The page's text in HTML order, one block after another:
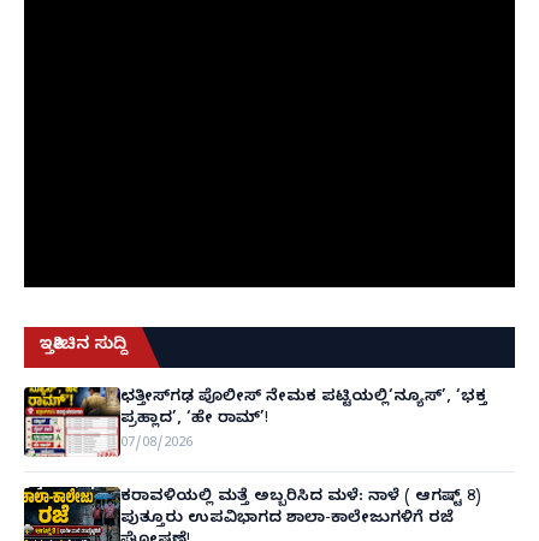
ಇತ್ತೀಚಿನ ಸುದ್ದಿ
ಛತ್ತೀಸ್‌ಗಢ ಪೊಲೀಸ್ ನೇಮಕ ಪಟ್ಟಿಯಲ್ಲಿ‘ನ್ಯೂಸ್’, ‘ಭಕ್ತ
ಪ್ರಹ್ಲಾದ’, ‘ಹೇ ರಾಮ್’!
07/08/2026
ಕರಾವಳಿಯಲ್ಲಿ ಮತ್ತೆ ಅಬ್ಬರಿಸಿದ ಮಳೆ: ನಾಳೆ ( ಆಗಷ್ಟ್ 8)
ಪುತ್ತೂರು ಉಪವಿಭಾಗದ ಶಾಲಾ-ಕಾಲೇಜುಗಳಿಗೆ ರಜೆ